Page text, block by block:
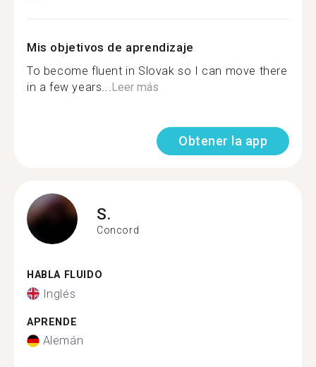
Mis objetivos de aprendizaje
To become fluent in Slovak so I can move there
in a few years...Leer más
Obtener la app
S.
Concord
HABLA FLUIDO
Inglés
APRENDE
Alemán